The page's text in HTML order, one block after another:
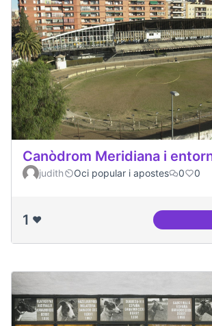
Canòdrom Meridiana i
judith Oci popular i apostes 0 0
1 ❤️